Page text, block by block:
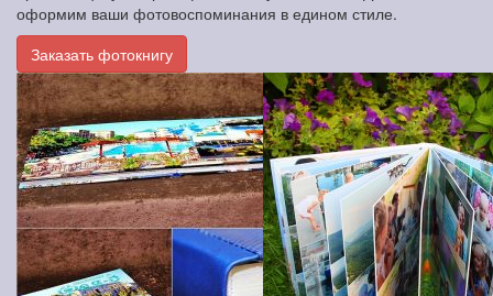
оформим ваши фотовоспоминания в едином стиле.
Заказать фотокнигу